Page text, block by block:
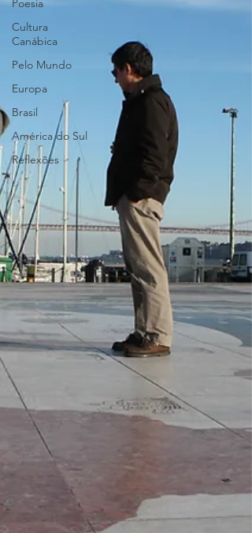
Poesia
Cultura
Canábica
Pelo Mundo
Europa
Brasil
América do Sul
Reflexões